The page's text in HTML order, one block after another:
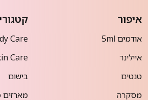
איפור
אודמים 5ml
איילינר
טנטים
מסקרה
Care
Care
בישום
מארזים